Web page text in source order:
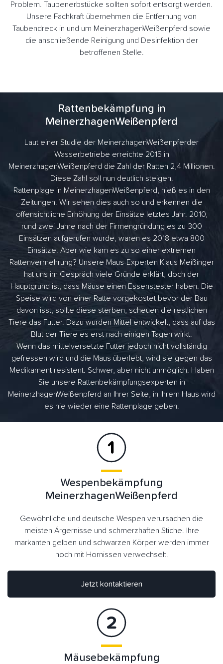
Problem. Taubenerbstücke sollten sofort entsorgt werden.
Unsere Fachkraft übernehmen die Entfernung von
Taubendreck in und um MeinerzhagenWeißenpferd sowie
die anschließende Reinigung und Desinfektion der
betroffenen Stelle.
Rattenbekämpfung in
MeinerzhagenWeißenpferd
Laut einer Studie der MeinerzhagenWeißenpferder
Wasserbetriebe erreichte 2015 in
MeinerzhagenWeißenpferd die Zahl der Ratten 2,4 Millionen.
Diese Zahl soll nun deutlich steigen.
Rattenplage in MeinerzhagenWeißenpferd, hieß es in den
Zeitungen. Wir sehen dies auch so und erkennen die
offensichtliche Erhöhung der Einsätze letztes Jahr. 2010,
rund zwei Jahre nach der Firmengründung es zu 300
Einsätzen aufgerufen wurde, waren es 2018 etwa 800
Einsätze. Aber wie kam es zu so einer extremen
Rattenvermehrung? Unsere Maus-Experten Klaus Meißinger
hat uns im Gespräch viele Gründe erklärt, doch der
Hauptgrund ist, dass Mäuse einen Essenstester haben. Die
Speise wird von einer Ratte vorgekostet bevor der Bau
davon isst, sollte diese sterben, scheuen die restlichen
Tiere das Futter. Dazu wurden Mittel entwickelt, dass auf das
Blut der Tiere es erst nach einigen Tagen wirkt.
Wenn das mittelversetzte Futter jedoch nicht vollständig
gefressen wird und die Maus überlebt, wird sie gegen das
Medikament resistent. Schwer, aber nicht unmöglich. Haben
Sie unsere Rattenbekämpfungsexperten in
MeinerzhagenWeißenpferd an Ihrer Seite, in Ihrem Haus wird
es nie wieder eine Rattenplage geben.
Wespenbekämpfung
MeinerzhagenWeißenpferd
Gewöhnliche und deutsche Wespen verursachen die
meisten Ärgernisse und schmerzhaften Stiche. Ihre
markanten gelben und schwarzen Körper werden immer
noch mit Hornissen verwechselt.
Jetzt kontaktieren
Mäusebekämpfung